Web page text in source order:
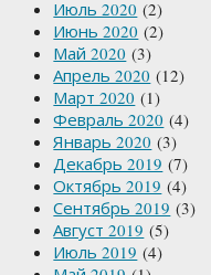
Июль 2020 (2)
Июнь 2020 (2)
Май 2020 (3)
Апрель 2020 (12)
Март 2020 (1)
Февраль 2020 (4)
Январь 2020 (3)
Декабрь 2019 (7)
Октябрь 2019 (4)
Сентябрь 2019 (3)
Август 2019 (5)
Июль 2019 (4)